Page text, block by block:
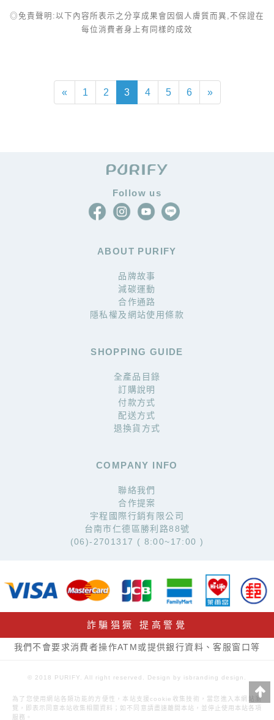
◎免責聲明:以下內容所表示之分享成果會因個人膚質而異,不保證在
每位消費者身上有同樣的成效
« 1 2 3 4 5 6 »
Follow us
ABOUT PURIFY
品牌故事
減碳運動
合作通路
隱私權及網站使用條款
SHOPPING GUIDE
全產品目錄
訂購說明
付款方式
配送方式
退換貨方式
COMPANY INFO
聯絡我們
合作提案
宇程國際行銷有限公司
台南市仁德區勝利路88號
(06)-2701317 ( 8:00~17:00 )
詐騙猖獗 提高警覺
我們不會要求消費者操作ATM或提供銀行資料、客服窗口等
© 2018 PURIFY. All right reserved. Design by isbranding design.
為了您使用網站各類功能的方便性，本站支援cookie收集技術，當您進入本網站瀏
覽，即表示同意本站收集相關資料；如不同意請盡速離開本站，並停止使用本站各項
服務。